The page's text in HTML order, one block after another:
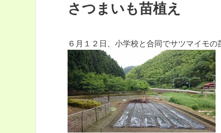
さつまいも苗植え
６月１２日、小学校と合同でサツマイモの